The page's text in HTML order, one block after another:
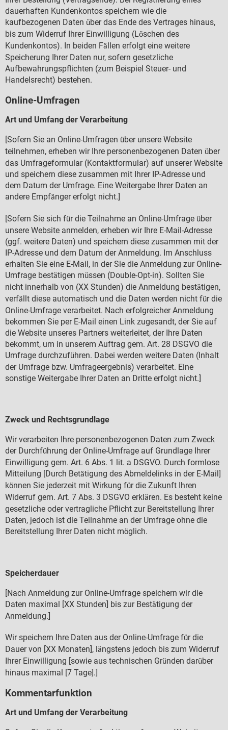
dauerhaften Kundenkontos speichern wie die
kaufbezogenen Daten über das Ende des Vertrages hinaus,
bis zum Widerruf Ihrer Einwilligung (Löschen des
Kundenkontos). In beiden Fällen erfolgt eine weitere
Speicherung Ihrer Daten nur, sofern gesetzliche
Aufbewahrungspflichten (zum Beispiel Steuer- und
Handelsrecht) bestehen.
Online-Umfragen
Art und Umfang der Verarbeitung
[Sofern Sie an Online-Umfragen über unsere Website
teilnehmen, erheben wir Ihre personenbezogenen Daten über
das Umfrageformular (Kontaktformular) auf unserer Website
und speichern diese zusammen mit Ihrer IP-Adresse und
dem Datum der Umfrage. Eine Weitergabe Ihrer Daten an
andere Empfänger erfolgt nicht.]
[Sofern Sie sich für die Teilnahme an Online-Umfrage über
unsere Website anmelden, erheben wir Ihre E-Mail-Adresse
(ggf. weitere Daten) und speichern diese zusammen mit der
IP-Adresse und dem Datum der Anmeldung. Im Anschluss
erhalten Sie eine E-Mail, in der Sie die Anmeldung zur Online-
Umfrage bestätigen müssen (Double-Opt-in). Sollten Sie
nicht innerhalb von (XX Stunden) die Anmeldung bestätigen,
verfällt diese automatisch und die Daten werden nicht für die
Online-Umfrage verarbeitet. Nach erfolgreicher Anmeldung
bekommen Sie per E-Mail einen Link zugesandt, der Sie auf
die Website unseres Partners weiterleitet, der Ihre Daten
bekommt, um in unserem Auftrag gem. Art. 28 DSGVO die
Umfrage durchzuführen. Dabei werden weitere Daten (Inhalt
der Umfrage bzw. Umfrageergebnis) verarbeitet. Eine
sonstige Weitergabe Ihrer Daten an Dritte erfolgt nicht.]
Zweck und Rechtsgrundlage
Wir verarbeiten Ihre personenbezogenen Daten zum Zweck
der Durchführung der Online-Umfrage auf Grundlage Ihrer
Einwilligung gem. Art. 6 Abs. 1 lit. a DSGVO. Durch formlose
Mitteilung [Durch Betätigung des Abmeldelinks in der E-Mail]
können Sie jederzeit mit Wirkung für die Zukunft Ihren
Widerruf gem. Art. 7 Abs. 3 DSGVO erklären. Es besteht keine
gesetzliche oder vertragliche Pflicht zur Bereitstellung Ihrer
Daten, jedoch ist die Teilnahme an der Umfrage ohne die
Bereitstellung Ihrer Daten nicht möglich.
Speicherdauer
[Nach Anmeldung zur Online-Umfrage speichern wir die
Daten maximal [XX Stunden] bis zur Bestätigung der
Anmeldung.]
Wir speichern Ihre Daten aus der Online-Umfrage für die
Dauer von [XX Monaten], längstens jedoch bis zum Widerruf
Ihrer Einwilligung [sowie aus technischen Gründen darüber
hinaus maximal [7 Tage].]
Kommentarfunktion
Art und Umfang der Verarbeitung